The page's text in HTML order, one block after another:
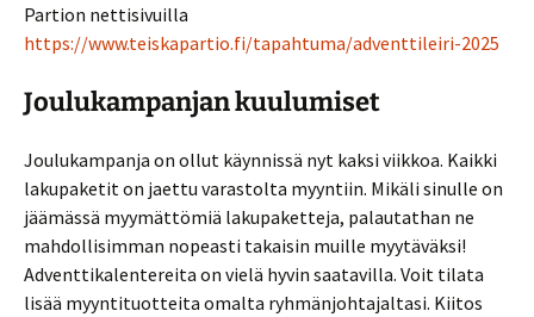
Partion nettisivuilla
https://www.teiskapartio.fi/tapahtuma/adventtileiri-2025
Joulukampanjan kuulumiset
Joulukampanja on ollut käynnissä nyt kaksi viikkoa. Kaikki
lakupaketit on jaettu varastolta myyntiin. Mikäli sinulle on
jäämässä myymättömiä lakupaketteja, palautathan ne
mahdollisimman nopeasti takaisin muille myytäväksi!
Adventtikalentereita on vielä hyvin saatavilla. Voit tilata
lisää myyntituotteita omalta ryhmänjohtajaltasi. Kiitos